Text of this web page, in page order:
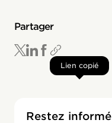
Partager
Lien copié
Restez informé